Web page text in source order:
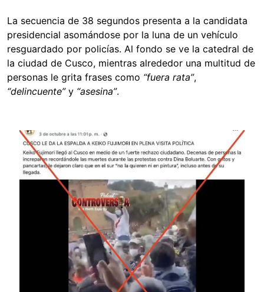
La secuencia de 38 segundos presenta a la candidata
presidencial asomándose por la luna de un vehículo
resguardado por policías. Al fondo se ve la catedral de
la ciudad de Cusco, mientras alrededor una multitud de
personas le grita frases como “fuera rata”,
“delincuente”y “asesina”.
Image